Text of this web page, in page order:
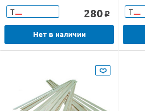
Т 280 o
Нет в наличии
Т